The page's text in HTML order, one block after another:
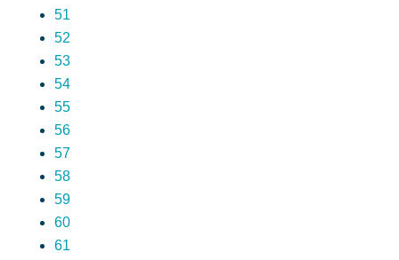
51
52
53
54
55
56
57
58
59
60
61